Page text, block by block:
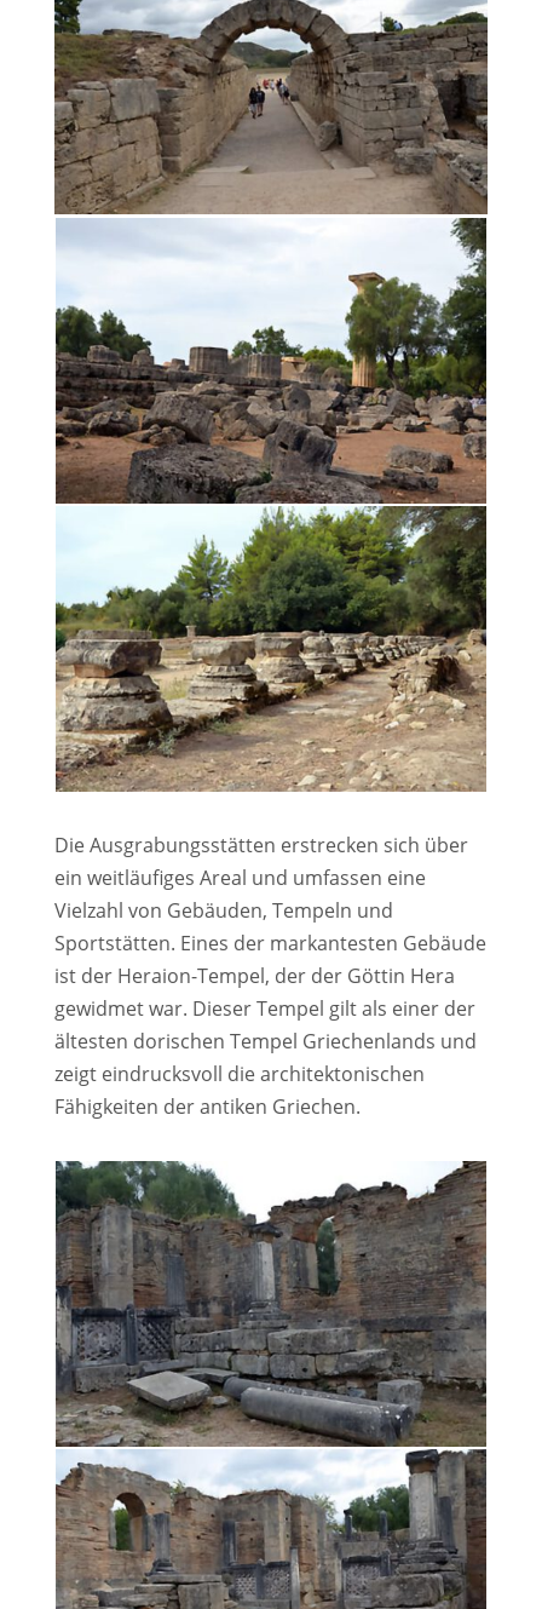
Die Ausgrabungsstätten erstrecken sich über
ein weitläufiges Areal und umfassen eine
Vielzahl von Gebäuden, Tempeln und
Sportstätten. Eines der markantesten Gebäude
ist der Heraion-Tempel, der der Göttin Hera
gewidmet war. Dieser Tempel gilt als einer der
ältesten dorischen Tempel Griechenlands und
zeigt eindrucksvoll die architektonischen
Fähigkeiten der antiken Griechen.